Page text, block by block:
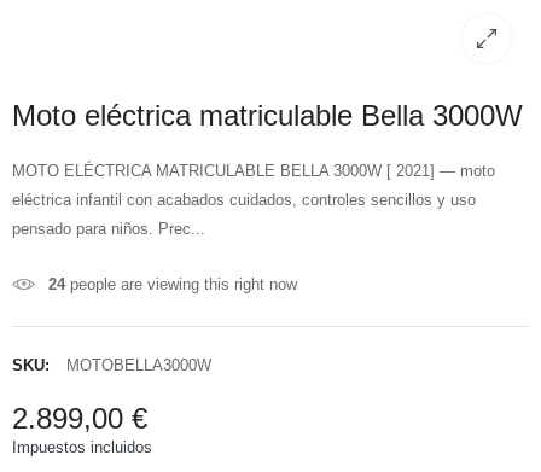
Moto eléctrica matriculable Bella 3000W
MOTO ELÉCTRICA MATRICULABLE BELLA 3000W [ 2021] — moto
eléctrica infantil con acabados cuidados, controles sencillos y uso
pensado para niños. Prec...
24people are viewing this right now
SKU: MOTOBELLA3000W
2.899,00 €
Impuestos incluidos